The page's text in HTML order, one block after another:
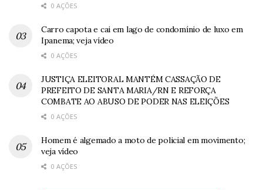
0 AÇÕES
Carro capota e cai em lago de condomínio de luxo em
Ipanema; veja vídeo
0 AÇÕES
JUSTIÇA ELEITORAL MANTÉM CASSAÇÃO DE
PREFEITO DE SANTA MARIA/RN E REFORÇA
COMBATE AO ABUSO DE PODER NAS ELEIÇÕES
0 AÇÕES
Homem é algemado a moto de policial em movimento;
veja vídeo
0 AÇÕES